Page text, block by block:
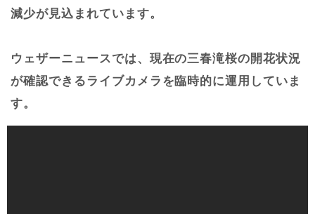
減少が見込まれています。
ウェザーニュースでは、現在の三春滝桜の開花状況
が確認できるライブカメラを臨時的に運用していま
す。